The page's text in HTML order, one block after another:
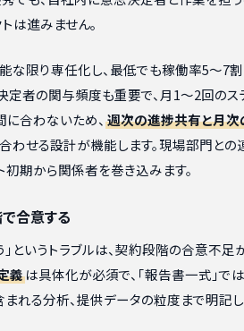
は進みません。
な限り専任化し、最低でも稼働率5〜7
定者の関与頻度も重要で、月1〜2回のス
合わないため、 週次の進捗共有と月次
わせる設計が機能します。現場部門との
初期から関係者を巻き込みます。
合意する
」というトラブルは、契約段階の合意不
義は具体化が必須で、「報告書一式」で
まれる分析、提供データの粒度まで明記し